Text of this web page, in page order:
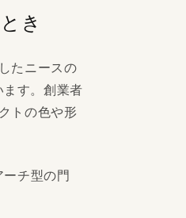
き
たニースの
す。創業者
トの色や形
チ型の門